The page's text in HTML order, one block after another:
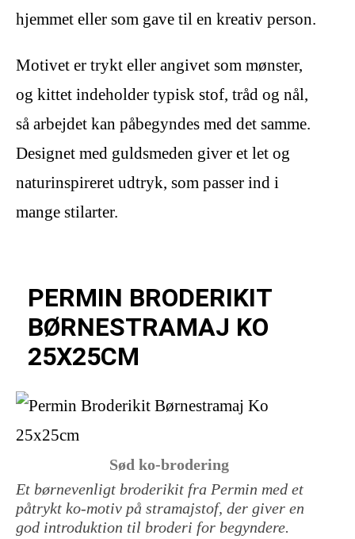
hjemmet eller som gave til en kreativ person.
Motivet er trykt eller angivet som mønster,
og kittet indeholder typisk stof, tråd og nål,
så arbejdet kan påbegyndes med det samme.
Designet med guldsmeden giver et let og
naturinspireret udtryk, som passer ind i
mange stilarter.
Sød ko-brodering
PERMIN BRODERIKIT
BØRNESTRAMAJ KO
25X25CM
Et børnevenligt broderikit fra Permin med et
påtrykt ko-motiv på stramajstof, der giver en
god introduktion til broderi for begyndere.